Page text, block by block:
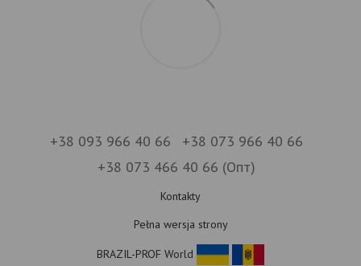
+38 093 966 40 66
+38 073 966 40 66
+38 073 466 40 66 (Опт)
Kontakty
Pełna wersja strony
BRAZIL-PROF World